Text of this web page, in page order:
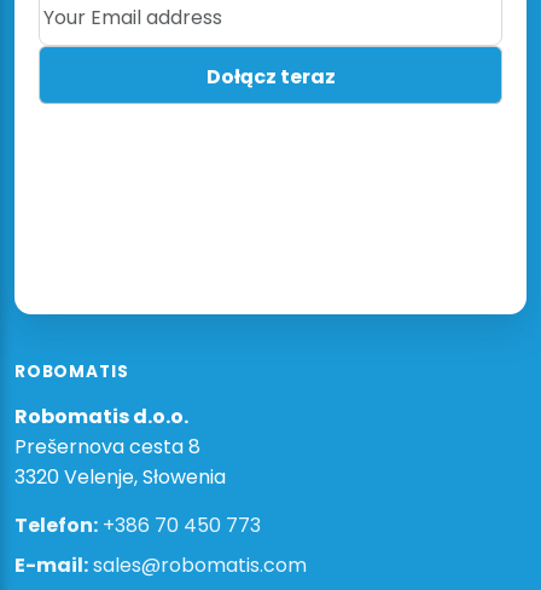
ROBOMATIS
Robomatis d.o.o.
Prešernova cesta 8
3320 Velenje, Słowenia
Telefon: +386 70 450 773
E-mail:sales@robomatis.com